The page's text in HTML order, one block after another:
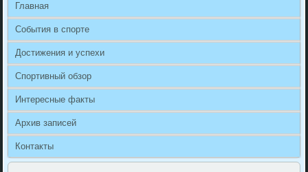
Главная
События в спорте
Достижения и успехи
Спортивный обзор
Интересные факты
Архив записей
Контакты